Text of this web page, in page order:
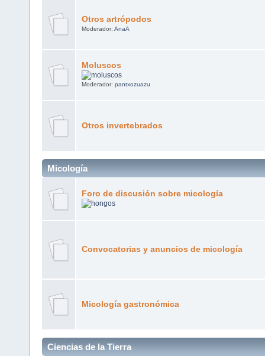
Otros artrópodos
Moderador: AnaA
Moluscos
Moderador: pantxozuazu
Otros invertebrados
Micología
Foro de discusión sobre micología
Convocatorias y anuncios de micología
Micología gastronómica
Ciencias de la Tierra